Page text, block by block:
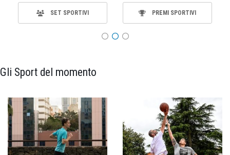
SET SPORTIVI PREMI SPORTIVI
Gli Sport del momento